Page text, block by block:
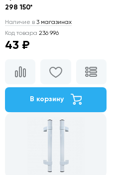
298 150*
Наличие в 3 магазинах
Код товара 236 996
43 ₽
В корзину